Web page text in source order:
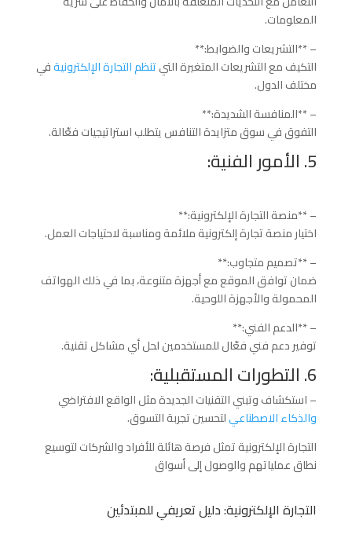
المعلومات.
– **التشريعات والضوابط:**
التكيف مع التشريعات المتغيرة التيتنظم التجارة الإلكترونيةفي
مختلف الدول.
– **المنافسة الشديدة:**
التفوق في سوق متزايدة التنافس يتطلب استراتيجيات فعّالة.
5. الأمور الفنية:
– **منصة التجارة الإلكترونية:**
اختيار منصة تجارة إلكترونية ملائمة ومناسبة لاحتياجات العمل.
– **تصميم متجاوب:**
ضمان توافق الموقع مع أجهزة متنوعة، بما في ذلك الهواتف
المحمولة والأجهزة اللوحية.
– **الدعم الفني:**
توفير دعم فني فعّال للمستخدمين لحل أي مشاكل تقنية.
6. التطورات المستقبلية:
– استكشاف وتبني التقنيات الجديدة مثل الواقع الافتراضي
والذكاء الاصطناعيلتحسين تجربة التسوق.
التجارة الإلكترونية تمثل فرصة هائلة للأفراد والشركات لتوسيع
نطاق عملياتهم والوصول إلى أسواق
التجارة الإلكترونية: دليل تعريفي للمبتدئين